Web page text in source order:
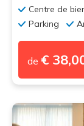
Centre de
Parking
de €